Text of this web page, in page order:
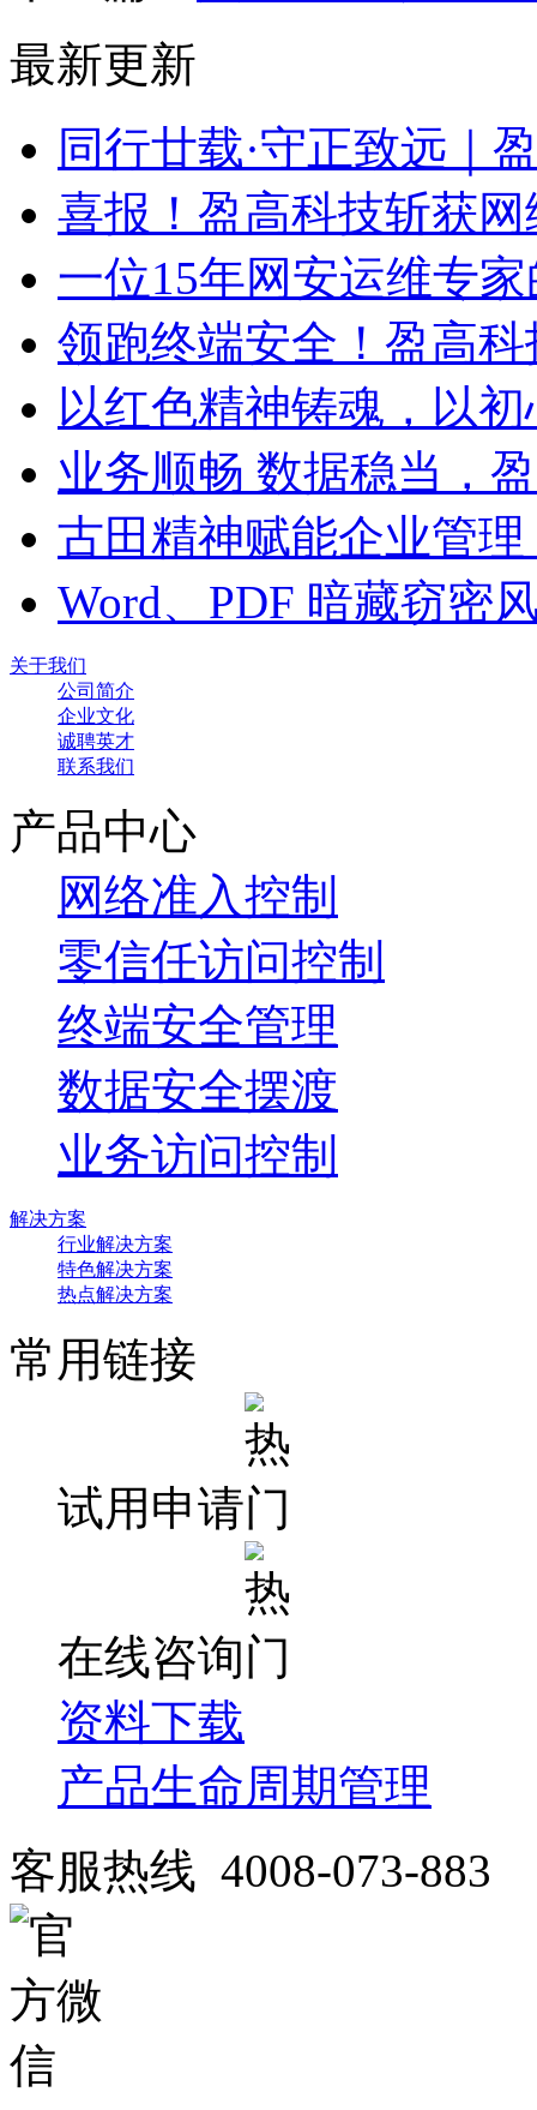
最新更新
同行廿载·守正致远｜
喜报！盈高科技斩获
一位15年网安运维专
领跑终端安全！盈高
以红色精神铸魂，以
业务顺畅 数据稳当，
古田精神赋能企业管
Word、PDF 暗藏窃密
关于我们
公司简介
企业文化
诚聘英才
联系我们
产品中心
网络准入控制
零信任访问控制
终端安全管理
数据安全摆渡
业务访问控制
解决方案
行业解决方案
特色解决方案
热点解决方案
常用链接
试用申请
在线咨询
资料下载
产品生命周期管理
客服热线 4008-073-883